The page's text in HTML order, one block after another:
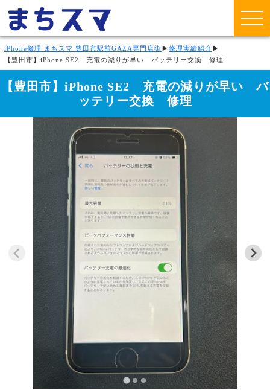
iPhone修理 まちスマ 豊田市駅前GAZA専門店街 ▶ 修理実績紹介 ▶
【豊田市】iPhone SE2 充電の減りが早い バッテリー交換 修理
【豊田市】iPhone SE2 充電の減りが早い バ
ッテリー交換 修理